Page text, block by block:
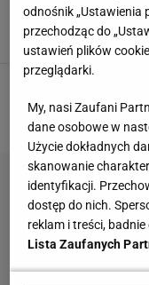
DOMOWE
2 3 4 5
odnośnik „Ustawienia
przechodząc do
ustawień plików
przeglądarki.
My, nasi Zaufani
dane osobowe w
Użycie dokładnych
skanowanie
identyfikacji.
dostęp do nich.
reklam i treści,
Lista Zaufanych